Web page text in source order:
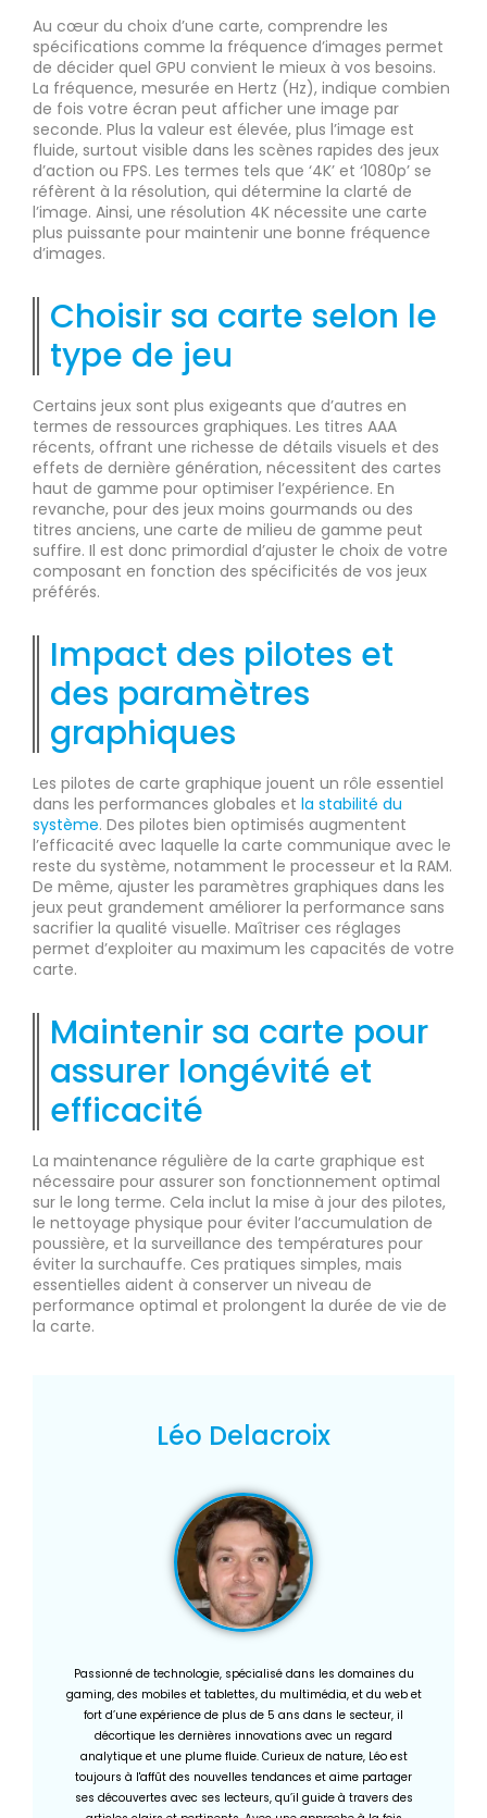
Au cœur du choix d’une carte, comprendre les
spécifications comme la fréquence d’images permet
de décider quel GPU convient le mieux à vos besoins.
La fréquence, mesurée en Hertz (Hz), indique combien
de fois votre écran peut afficher une image par
seconde. Plus la valeur est élevée, plus l’image est
fluide, surtout visible dans les scènes rapides des jeux
d’action ou FPS. Les termes tels que ‘4K’ et ‘1080p’ se
réfèrent à la résolution, qui détermine la clarté de
l’image. Ainsi, une résolution 4K nécessite une carte
plus puissante pour maintenir une bonne fréquence
d’images.
Choisir sa carte selon le
type de jeu
Certains jeux sont plus exigeants que d’autres en
termes de ressources graphiques. Les titres AAA
récents, offrant une richesse de détails visuels et des
effets de dernière génération, nécessitent des cartes
haut de gamme pour optimiser l’expérience. En
revanche, pour des jeux moins gourmands ou des
titres anciens, une carte de milieu de gamme peut
suffire. Il est donc primordial d’ajuster le choix de votre
composant en fonction des spécificités de vos jeux
préférés.
Impact des pilotes et
des paramètres
graphiques
Les pilotes de carte graphique jouent un rôle essentiel
dans les performances globales et la stabilité du
système. Des pilotes bien optimisés augmentent
l’efficacité avec laquelle la carte communique avec le
reste du système, notamment le processeur et la RAM.
De même, ajuster les paramètres graphiques dans les
jeux peut grandement améliorer la performance sans
sacrifier la qualité visuelle. Maîtriser ces réglages
permet d’exploiter au maximum les capacités de votre
carte.
Maintenir sa carte pour
assurer longévité et
efficacité
La maintenance régulière de la carte graphique est
nécessaire pour assurer son fonctionnement optimal
sur le long terme. Cela inclut la mise à jour des pilotes,
le nettoyage physique pour éviter l’accumulation de
poussière, et la surveillance des températures pour
éviter la surchauffe. Ces pratiques simples, mais
essentielles aident à conserver un niveau de
performance optimal et prolongent la durée de vie de
la carte.
Léo Delacroix
Passionné de technologie, spécialisé dans les domaines du
gaming, des mobiles et tablettes, du multimédia, et du web et
fort d’une expérience de plus de 5 ans dans le secteur, il
décortique les dernières innovations avec un regard
analytique et une plume fluide. Curieux de nature, Léo est
toujours à l'affût des nouvelles tendances et aime partager
ses découvertes avec ses lecteurs, qu’il guide à travers des